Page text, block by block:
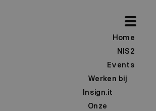
Home
NIS2
Events
Werken bij
Insign.it
Onze